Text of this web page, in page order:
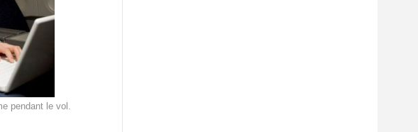
pendant le vol.